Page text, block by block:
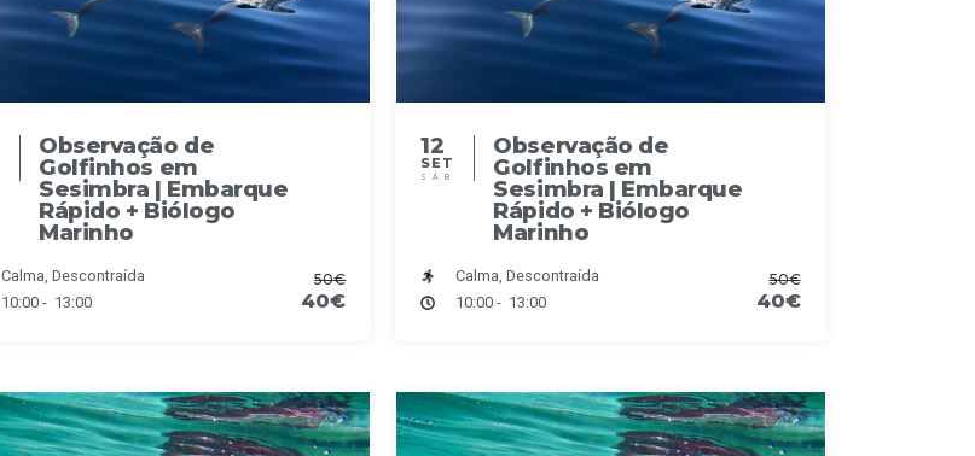
Observação de
Golfinhos em
Sesimbra | Embarque
Rápido + Biólogo
Marinho
Calma, Descontraída
10:00 - 13:00
50€
40€
12
SET
SÁB
Observação de
Golfinhos em
Sesimbra | Embarque
Rápido + Biólogo
Marinho
Calma, Descontraída
10:00 - 13:00
50€
40€